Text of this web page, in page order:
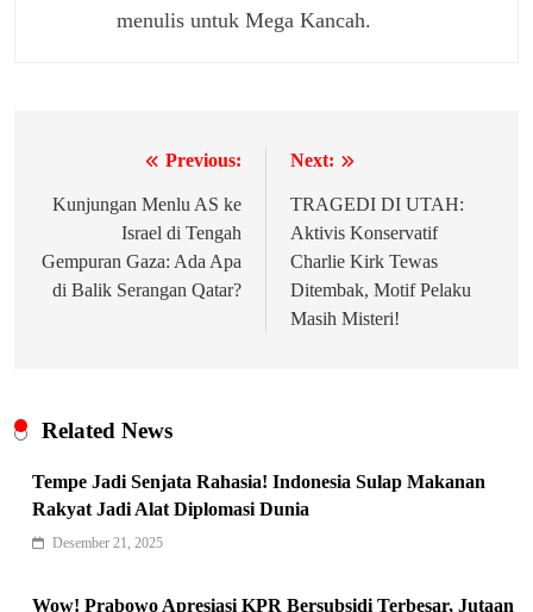
Indonesia Siap Gaspol! Jadi Pemain
menulis untuk Mega Kancah.
pos
Previous:
Kunjungan Menlu AS ke
Israel di Tengah
Gempuran Gaza: Ada Apa
di Balik Serangan Qatar?
Next:
TRAGEDI DI UTAH:
Aktivis Konservatif
Charlie Kirk Tewas
Ditembak, Motif Pelaku
Masih Misteri!
Related News
Tempe Jadi Senjata Rahasia! Indonesia Sulap Makanan
Rakyat Jadi Alat Diplomasi Dunia
Desember 21, 2025
Wow! Prabowo Apresiasi KPR Bersubsidi Terbesar, Jutaan